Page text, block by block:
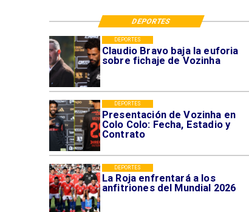
Claudio Bravo baja la euforia
sobre fichaje de Vozinha
DEPORTES
Presentación de Vozinha en
Colo Colo: Fecha, Estadio y
Contrato
DEPORTES
La Roja enfrentará a los
anfitriones del Mundial 2026
DEPORTES
DEPORTES